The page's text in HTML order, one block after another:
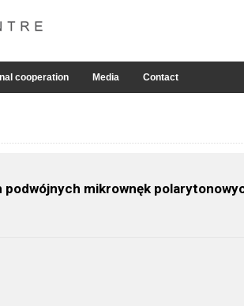
cooperation Media Contact
mikrownęk